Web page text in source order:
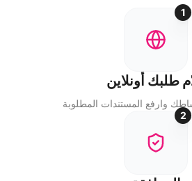
طلبك أونلاين
وارفع المستندات المطلوبة